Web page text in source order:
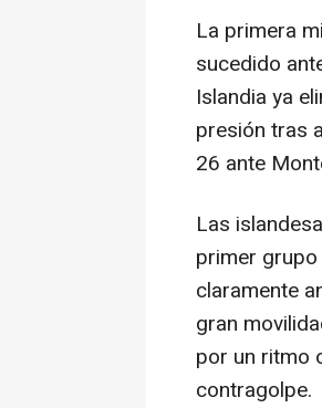
La primera
sucedido
Islandia ya
presión tras
26 ante
Las
primer
claramente
gran
por un ritmo
contragolpe.